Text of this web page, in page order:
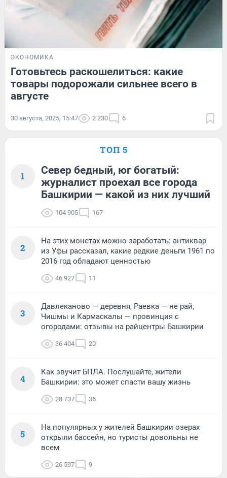
ЭКОНОМИКА
Готовьтесь раскошелиться: какие
товары подорожали сильнее всего в
августе
30 августа, 2025, 15:47 2 230 6
ТОП 5
1
Север бедный, юг богатый:
журналист проехал все города
Башкирии — какой из них лучший
104 905 167
2
На этих монетах можно заработать: антиквар
из Уфы рассказал, какие редкие деньги 1961 по
2016 год обладают ценностью
46 927 11
3
Давлеканово — деревня, Раевка — не рай,
Чишмы и Кармаскалы — провинция с
огородами: отзывы на райцентры Башкирии
36 404 20
4
Как звучит БПЛА. Послушайте, жители
Башкирии: это может спасти вашу жизнь
28 737 36
5
На популярных у жителей Башкирии озерах
открыли бассейн, но туристы довольны не
всем
26 597 9